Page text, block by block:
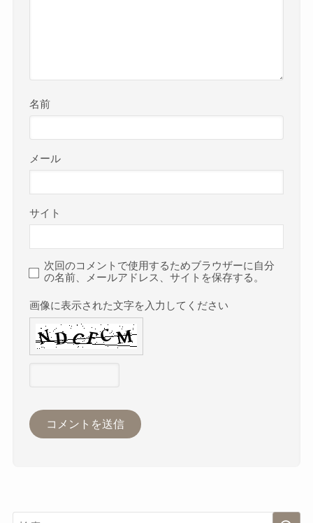
名前
メール
サイト
次回のコメントで使用するためブラウザーに自分
の名前、メールアドレス、サイトを保存する。
画像に表示された文字を入力してください